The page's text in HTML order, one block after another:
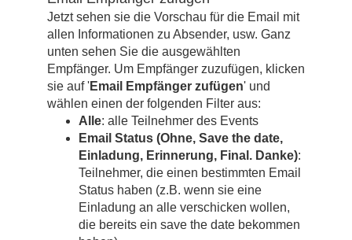
Jetzt sehen sie die Vorschau für die Email mit
allen Informationen zu Absender, usw. Ganz
unten sehen Sie die ausgewählten
Empfänger. Um Empfänger zuzufügen, klicken
sie auf 'Email Empfänger zufügen' und
wählen einen der folgenden Filter aus:
Alle: alle Teilnehmer des Events
Email Status (Ohne, Save the date,
Einladung, Erinnerung, Final. Danke):
Teilnehmer, die einen bestimmten Email
Status haben (z.B. wenn sie eine
Einladung an alle verschicken wollen,
die bereits ein save the date bekommen